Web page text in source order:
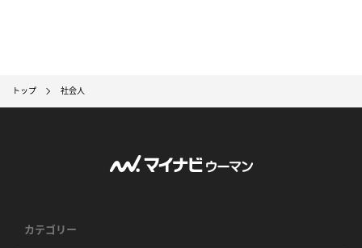
トップ 社会人
カテゴリー